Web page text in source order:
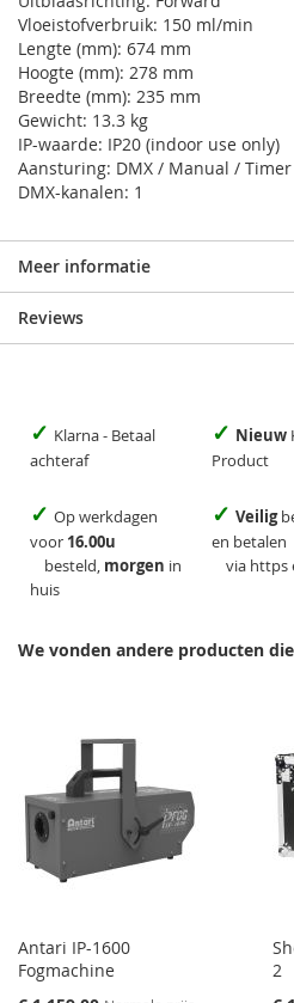
Vloeistofverbruik: 150 ml/min
Lengte (mm): 674 mm
Hoogte (mm): 278 mm
Breedte (mm): 235 mm
Gewicht: 13.3 kg
IP-waarde: IP20 (indoor use only)
Aansturing: DMX / Manual / Timer
DMX-kanalen: 1
Meer informatie
Reviews
✓ Klarna - Betaal
achteraf
✓ Nieuw
Product
✓ Op werkdagen
voor 16.00u
besteld, morgen in
huis
✓ Veilig
en betalen
via https
We vonden andere producten
Antari IP-1600
Fogmachine
2